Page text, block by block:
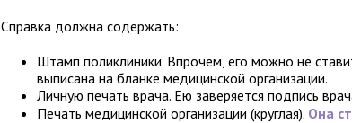
Справка должна содержать:
Штамп поликлиники. Впрочем, его можно не
выписана на бланке медицинской организации.
Личную печать врача. Ею заверяется подпись
Печать медицинской организации (круглая). Она